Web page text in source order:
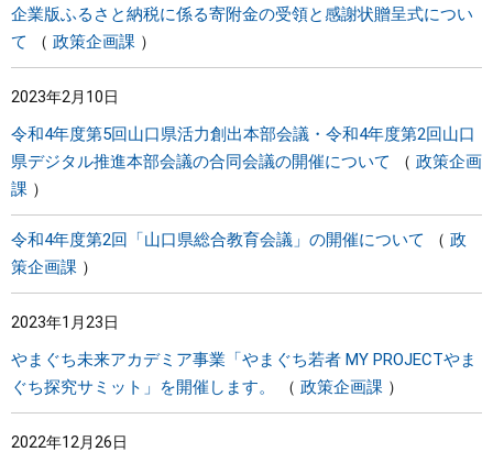
企業版ふるさと納税に係る寄附金の受領と感謝状贈呈式につい
て
政策企画課
2023年2月10日
令和4年度第5回山口県活力創出本部会議・令和4年度第2回山口
県デジタル推進本部会議の合同会議の開催について
政策企画
課
令和4年度第2回「山口県総合教育会議」の開催について
政
策企画課
2023年1月23日
やまぐち未来アカデミア事業「やまぐち若者 MY PROJECTやま
ぐち探究サミット」を開催します。
政策企画課
2022年12月26日